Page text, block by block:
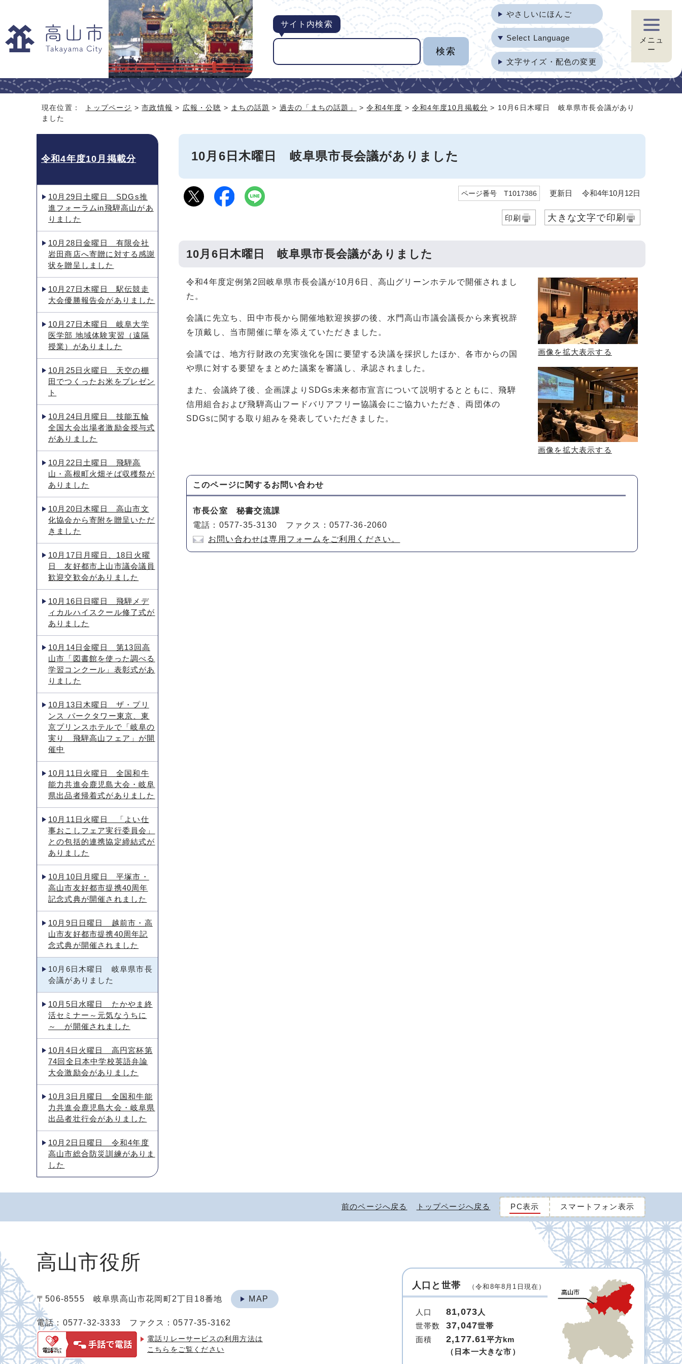
サイト内検索
やさしいにほんご
Select Language
文字サイズ・配色の変更
メニュ
ー
現在位置： トップページ >市政情報 > 広報・公聴 > まちの話題 > 過去の「まちの話題」 >令和4年度 >令和4年度10月掲載分 > 10月6日木曜日 岐阜県市長会議があり
ました
10月6日木曜日 岐阜県市長会議がありました
ページ番号 T1017386 更新日 令和4年10月12日
印刷 大きな文字で印刷
10月6日木曜日 岐阜県市長会議がありました
画像を拡大表示する
画像を拡大表示する
令和4年度定例第2回岐阜県市長会議が10月6日、高山グリーンホテルで開催されまし
た。
会議に先立ち、田中市長から開催地歓迎挨拶の後、水門高山市議会議長から来賓祝辞
を頂戴し、当市開催に華を添えていただきました。
会議では、地方行財政の充実強化を国に要望する決議を採択したほか、各市からの国
や県に対する要望をまとめた議案を審議し、承認されました。
また、会議終了後、企画課よりSDGs未来都市宣言について説明するとともに、飛騨
信用組合および飛騨高山フードバリアフリー協議会にご協力いただき、両団体の
SDGsに関する取り組みを発表していただきました。
このページに関するお問い合わせ
市長公室 秘書交流課
電話：0577-35-3130 ファクス：0577-36-2060
お問い合わせは専用フォームをご利用ください。
令和4年度10月掲載分
10月29日土曜日 SDGs推
進フォーラムin飛騨高山があ
りました
10月28日金曜日 有限会社
岩田商店へ寄贈に対する感謝
状を贈呈しました
10月27日木曜日 駅伝競走
大会優勝報告会がありました
10月27日木曜日 岐阜大学
医学部 地域体験実習（遠隔
授業）がありました
10月25日火曜日 天空の棚
田でつくったお米をプレゼン
ト
10月24日月曜日 技能五輪
全国大会出場者激励金授与式
がありました
10月22日土曜日 飛騨高
山・高根町火畑そば収穫祭が
ありました
10月20日木曜日 高山市文
化協会から寄附を贈呈いただ
きました
10月17日月曜日、18日火曜
日 友好都市上山市議会議員
歓迎交歓会がありました
10月16日日曜日 飛騨メデ
ィカルハイスクール修了式が
ありました
10月14日金曜日 第13回高
山市「図書館を使った調べる
学習コンクール」表彰式があ
りました
10月13日木曜日 ザ・プリ
ンス パークタワー東京、東
京プリンスホテルで「岐阜の
実り 飛騨高山フェア」が開
催中
10月11日火曜日 全国和牛
能力共進会鹿児島大会・岐阜
県出品者帰着式がありました
10月11日火曜日 「よい仕
事おこしフェア実行委員会」
との包括的連携協定締結式が
ありました
10月10日月曜日 平塚市・
高山市友好都市提携40周年
記念式典が開催されました
10月9日日曜日 越前市・高
山市友好都市提携40周年記
念式典が開催されました
10月6日木曜日 岐阜県市長
会議がありました
10月5日水曜日 たかやま終
活セミナー～元気なうちに
～ が開催されました
10月4日火曜日 高円宮杯第
74回全日本中学校英語弁論
大会激励会がありました
10月3日月曜日 全国和牛能
力共進会鹿児島大会・岐阜県
出品者壮行会がありました
10月2日日曜日 令和4年度
高山市総合防災訓練がありま
した
前のページへ戻る トップページへ戻る PC表示 スマートフォン表示
高山市役所
〒506-8555 岐阜県高山市花岡町2丁目18番地 MAP
電話：0577-32-3333 ファクス：0577-35-3162
電話リレーサービスの利用方法は
こちらをご覧ください
人口と世帯 （令和8年8月1日現在）
人口 81,073 人
世帯数
37,047世帯
面積
2,177.61平方km
（日本一大きな市）